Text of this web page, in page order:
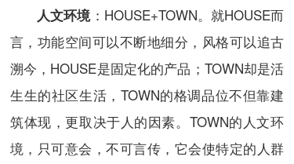
人文环境：HOUSE+TOWN。就HOUSE而
言，功能空间可以不断地细分，风格可以追古
溯今，HOUSE是固定化的产品；TOWN却是活
生生的社区生活，TOWN的格调品位不但靠建
筑体现，更取决于人的因素。TOWN的人文环
境，只可意会，不可言传，它会使特定的人群